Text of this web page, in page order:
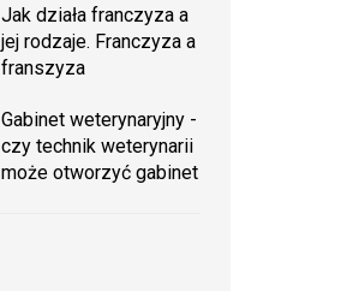
Jak działa franczyza a
jej rodzaje. Franczyza a
franszyza
Gabinet weterynaryjny -
czy technik weterynarii
może otworzyć gabinet